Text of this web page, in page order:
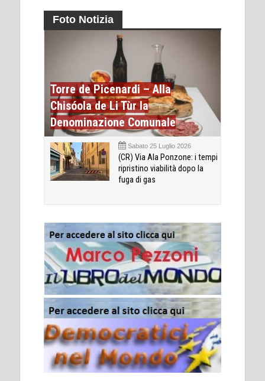
Foto Notizia
Torre de Picenardi – Alla
Chisóola de Li Tùr la
Denominazione Comunale
Sabato 25 Luglio 2026
(CR) Via Ala Ponzone: i tempi
ripristino viabilità dopo la
fuga di gas